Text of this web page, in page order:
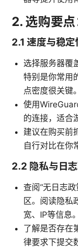
2. 选购要
2.1 速度与稳定
选择服务器覆
特别是你常用
点密度很关键。
使用
的连接，适合
建议在购买前
自行对比在你
2.2 隐私与日
查阅“无日志
区。阅读隐私
宽、IP等信息。
了解是否存在
律要求下提交